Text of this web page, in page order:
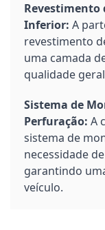
Revestimento
Inferior: A
revestimento
uma camada
qualidade
Sistema de
Perfuração: A
sistema de
necessidade
garantindo
veículo.